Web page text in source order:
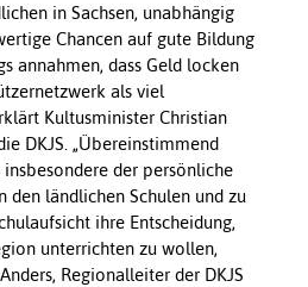
in Sachsen, unabhängig
Chancen auf gute Bildung
annahmen, dass Geld locken
als viel
Kultusminister Christian
DKJS. „Übereinstimmend
der persönliche
den ländlichen Schulen und zu
ihre Entscheidung,
unterrichten zu wollen,
Regionalleiter der DKJS